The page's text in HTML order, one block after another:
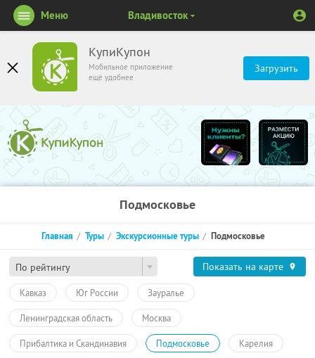
КупиКупон
Мобильное приложение
ещё удобнее
Загрузить
Меню Владивосток
Подмосковье
По рейтингу
Главная Туры Экскурсионные туры Подмосковье
Показать на карте
Кавказ Юг России Зауралье
Ленинградская область Москва
Прибалтика и Скандинавия Подмосковье Карелия